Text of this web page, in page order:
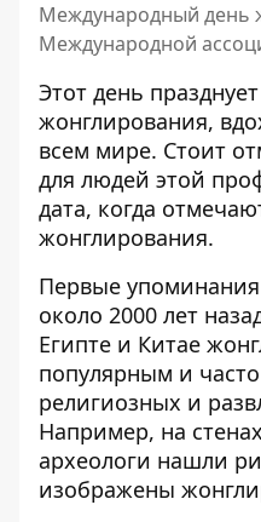
Международный день
Международной
Этот день
жонглирования,
всем мире. Стоит
для людей этой
дата, когда
жонглирования.
Первые
около 2000 лет
Египте и Китае
популярным и
религиозных и
Например, на
археологи нашли
изображены